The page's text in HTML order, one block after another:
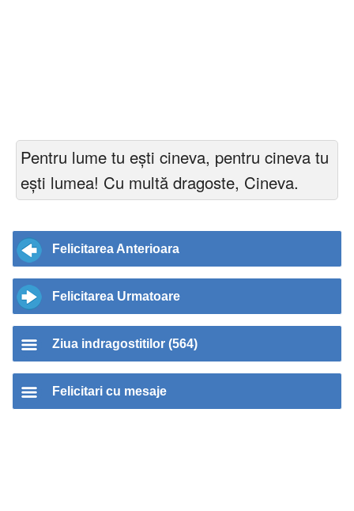
Pentru lume tu eşti cineva, pentru cineva tu
eşti lumea! Cu multă dragoste, Cineva.
Felicitarea Anterioara
Felicitarea Urmatoare
Ziua indragostitilor (564)
Felicitari cu mesaje